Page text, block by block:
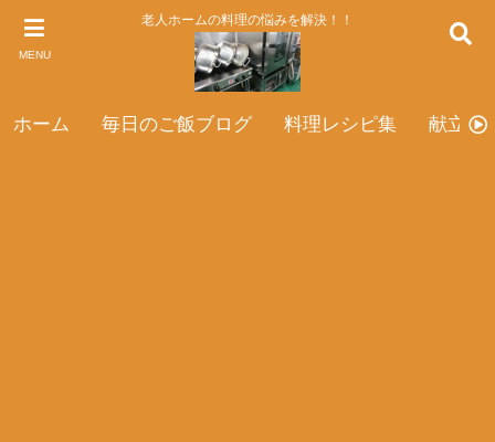
MENU
老人ホームの料理の悩みを解決！！
ホーム 毎日のご飯ブログ 料理レシピ集 献立表